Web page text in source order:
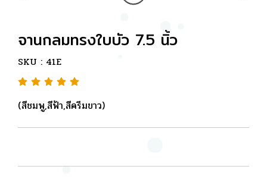
จานกลมทรงใบบัว 7.5 นิ้ว
SKU : 41E
(สีชมพู,สีฟ้า,สีครีมขาว)